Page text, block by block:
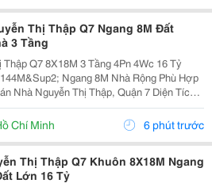
Thị Thập Q7 Ngang 8M Đất
3 Tầng
Thập Q7 8X18M 3 Tầng 4Pn 4Wc 16 Tỷ
Ngang 8M Nhà Rộng Phù Hợp
Nhà Nguyễn Thị Thập, Quận 7 Diện Tích
144M&Sup2; Kết Cấu 3 Tầng Công
Năng 4 Phòng Ngủ &Ndash; 4 Toilet. Thông Tin Đất...
Chí Minh 6 phút trước
Thị Thập Q7 Khuôn 8X18M Ngang
Lớn 16 Tỷ